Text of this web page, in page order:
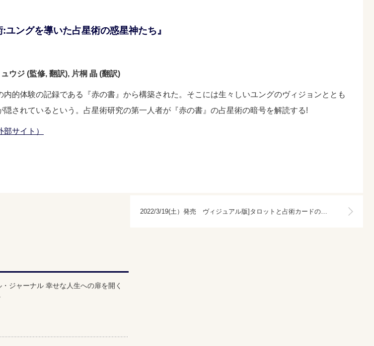
:ユングを導いた占星術の惑星神たち』
ウジ (監修, 翻訳), 片桐 晶 (翻訳)
内的体験の記録である『赤の書』から構築された。そこには生々しいユングのヴィジョンととも
隠されているという。占星術研究の第一人者が『赤の書』の占星術の暗号を解読する!
サイト）
ジャーナル 幸せな人生への扉を開く